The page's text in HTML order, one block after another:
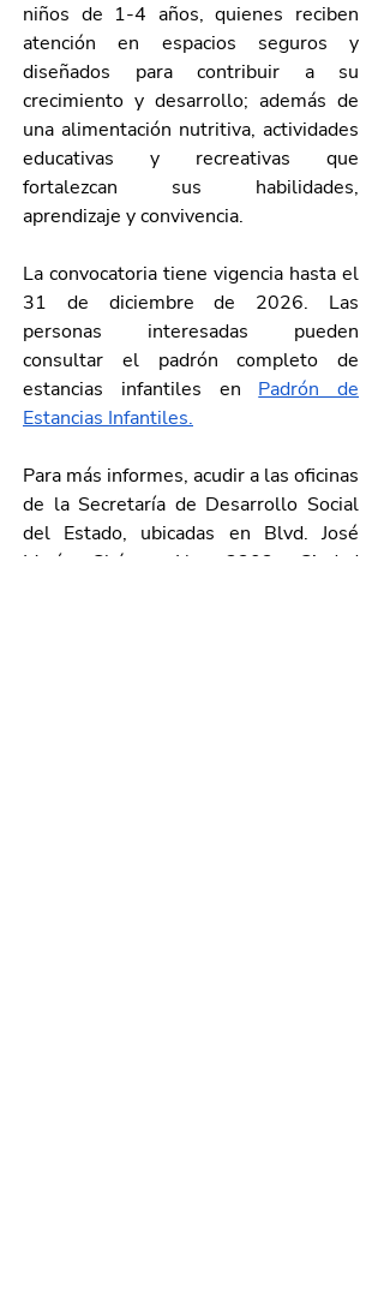
niños de 1-4 años, quienes reciben
atención en espacios seguros y
diseñados para contribuir a su
crecimiento y desarrollo; además de
una alimentación nutritiva, actividades
educativas y recreativas que
fortalezcan sus habilidades,
aprendizaje y convivencia.
La convocatoria tiene vigencia hasta el
31 de diciembre de 2026. Las
personas interesadas pueden
consultar el padrón completo de
estancias infantiles en Padrón de
Estancias Infantiles.
Para más informes, acudir a las oficinas
de la Secretaría de Desarrollo Social
del Estado, ubicadas en Blvd. José
María Chávez No. 3202, Ciudad